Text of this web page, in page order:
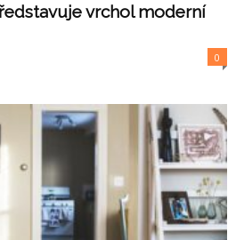
vrchol moderní
0